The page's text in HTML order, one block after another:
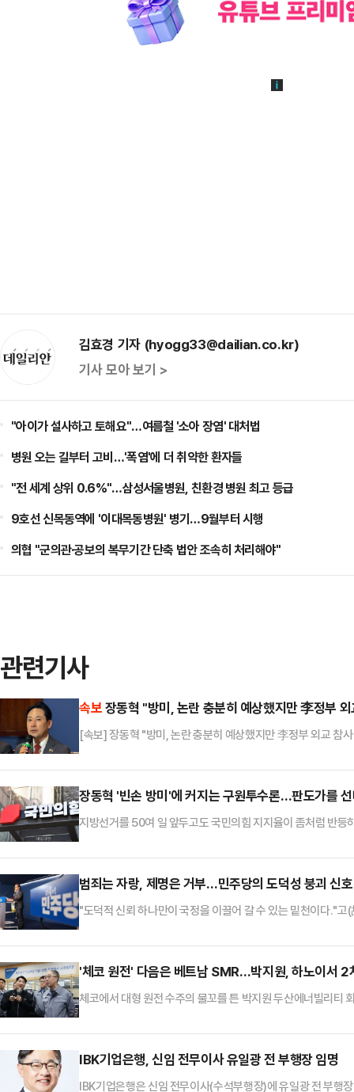
김효경 기자 (hyogg33@dailian.co.kr)
기사 모아 보기 >
"아이가 설사하고 토해요"…여름철 '소아 장염' 대처법
병원 오는 길부터 고비…'폭염'에 더 취약한 환자들
"전 세계 상위 0.6%"…삼성서울병원, 친환경 병원 최고 등급
9호선 신목동역에 '이대목동병원' 병기…9월부터 시행
의협 "군의관·공보의 복무기간 단축 법안 조속히 처리해야"
관련기사
속보장동혁 "방미, 논란 충분히 예상했지만 李정부
[속보] 장동혁 "방미, 논란 충분히 예상했지만 李정부 외교 참
장동혁 '빈손 방미'에 커지는 구원투수론…판도가를
지방선거를 50여 일 앞두고도 국민의힘 지지율이 좀처럼 반
는 사실상 마지막 카드로 선대위원장 역할이 부각되면서 누가
다.오세훈 서울특별시장은 19일 서울 종로구의 한 식당에서
독립 선대위를 꾸렸다.오…
범죄는 자랑, 제명은 거부…민주당의 도덕성 붕괴 신
"도덕적 신뢰 하나만이 국정을 이끌어 갈 수 있는 밑천이다."
밑천이 바닥을 드러낸 정도가 아니라 아예 금고 문이 열려 있
일꾼을 뽑는 선거답게, 지역구 총선보다 훨씬 다채로운 해프
'체코 원전' 다음은 베트남 SMR…박지원, 하노이서 2
체코에서 대형 원전 수주의 물꼬를 튼 박지원 두산에너빌리티
로 전망된다.19일 재계에 따르면 박 회장이 이번 베트남 경제
남 국회는 지난해 12월 ‘국가 에너지 개발 정책 결의안’을 통
적 조건에 적…
IBK기업은행, 신임 전무이사 유일광 전 부행장 임명
IBK기업은행은 신임 전무이사(수석부행장)에 유일광 전 부